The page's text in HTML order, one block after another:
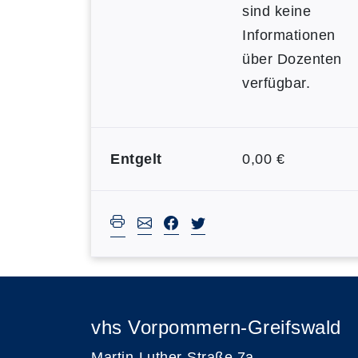
sind keine
Informationen
über Dozenten
verfügbar.
Entgelt 0,00 €
vhs Vorpommern-Greifswald